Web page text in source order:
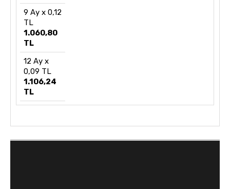
9 Ay x 0,12
TL
1.060,80
TL
12 Ay x
0,09 TL
1.106,24
TL